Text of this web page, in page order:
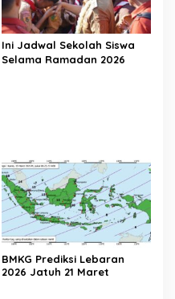
Ini Jadwal Sekolah Siswa
Selama Ramadan 2026
BMKG Prediksi Lebaran
2026 Jatuh 21 Maret